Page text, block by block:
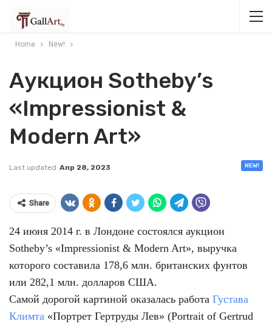
Home New!
Аукцион Sotheby’s
«Impressionist &
Modern Art»
NEW!
Last updated Апр 28, 2023
Share
24 июня 2014 г. в Лондоне состоялся аукцион
Sotheby’s «Impressionist & Modern Art», выручка
которого составила 178,6 млн. британских фунтов
или 282,1 млн. долларов США.
Самой дорогой картиной оказалась работа Густава
Климта «Портрет Гертруды Лев» (Portrait of Gertrud